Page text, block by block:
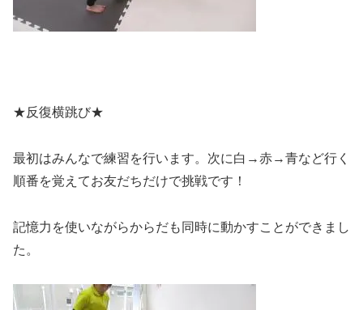
★反復横跳び★
最初はみんなで練習を行います。次に白→赤→青など行く
順番を覚えてお友だちだけで挑戦です！
記憶力を使いながらからだも同時に動かすことができまし
た。